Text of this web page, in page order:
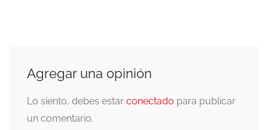
Agregar una opinión
Lo siento, debes estar conectado para publicar
un comentario.